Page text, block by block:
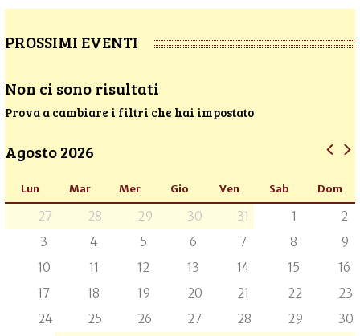
PROSSIMI EVENTI
Non ci sono risultati
Prova a cambiare i filtri che hai impostato
Agosto 2026
Lun Mar Mer Gio Ven Sab Dom
27 28 29 30 31 1
2
3
4 5 6 7 8
9
10
11 12 13 14 15
16
17
18 19 20 21 22
23
24
25 26 27 28 29
30